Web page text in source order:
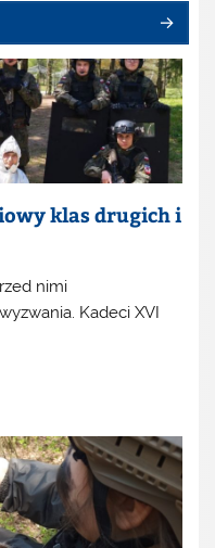
klas drugich i
nimi
Kadeci XVI